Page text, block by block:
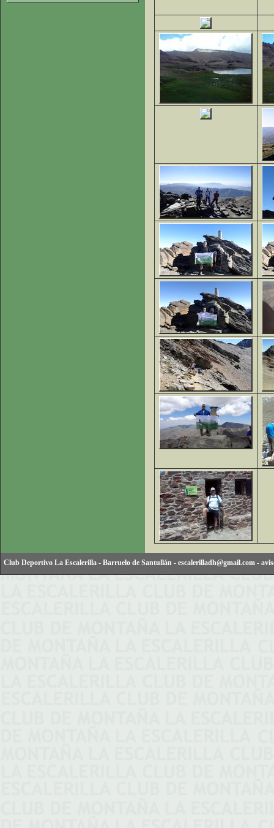
Club Deportivo La Escalerilla - Barruelo de Santullán - escalerilladh@gmail.com -